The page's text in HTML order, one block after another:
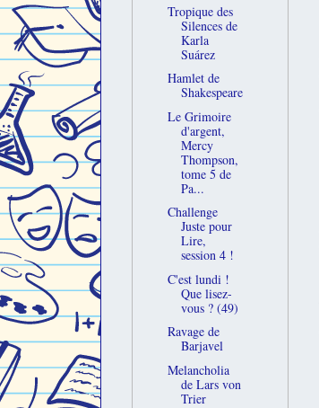
Tropique des
Silences de
Karla
Suárez
Hamlet de
Shakespeare
Le Grimoire
d'argent,
Mercy
Thompson,
tome 5 de
Pa...
Challenge
Juste pour
Lire,
session 4 !
C'est lundi !
Que lisez-
vous ? (49)
Ravage de
Barjavel
Melancholia
de Lars von
Trier